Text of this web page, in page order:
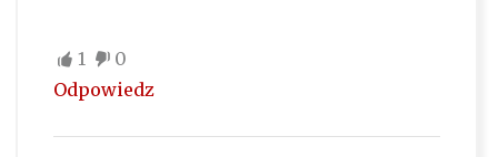
1
0
Odpowiedz